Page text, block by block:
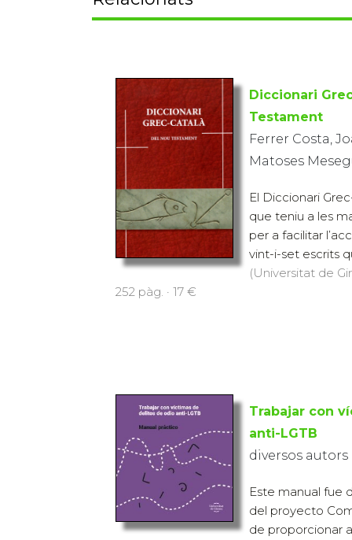
Diccionari
Testament
Ferrer Costa,
Matoses
El Diccionari
que teniu a les
per a facilitar
vint-i-set escrits
(Universitat de
252 pàg. · 17 €
Trabajar con
anti-LGTB
diversos autors
Este manual fue
del proyecto
de proporcionar